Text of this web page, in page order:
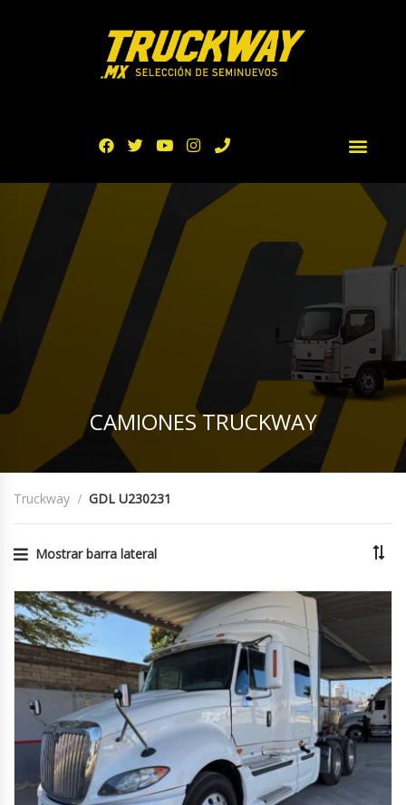
CAMIONES TRUCKWAY
Truckway GDL U230231
Mostrar barra lateral